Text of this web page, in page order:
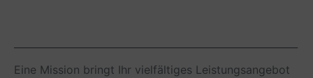
Eine Mission bringt Ihr vielfältiges Leistungsangebot